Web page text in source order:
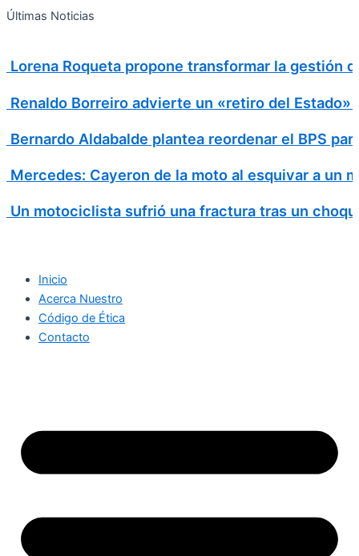
Ir
Últimas Noticias
Lorena Roqueta propone transformar la gestión
Renaldo Borreiro advierte un «retiro del
Bernardo Aldabalde plantea reordenar el BPS
Mercedes: Cayeron de la moto al esquivar a un
Un motociclista sufrió una fractura tras un
Inicio
Acerca Nuestro
Código de Ética
Contacto
Search